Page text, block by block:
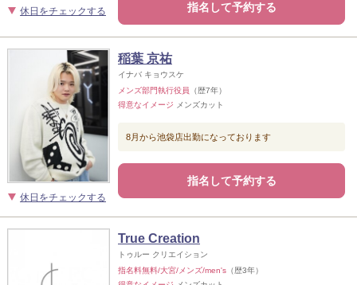
休日をチェックする 指名して予約する
休日をチェックする
稲葉 京祐
イナバ キョウスケ
メンズ部門執行役員 （歴7年）
得意なイメージ メンズカット
8月から池袋店出勤になっております
指名して予約する
True Creation
トゥルー クリエイション
指名料無料/大宮/メンズ/men's （歴3年）